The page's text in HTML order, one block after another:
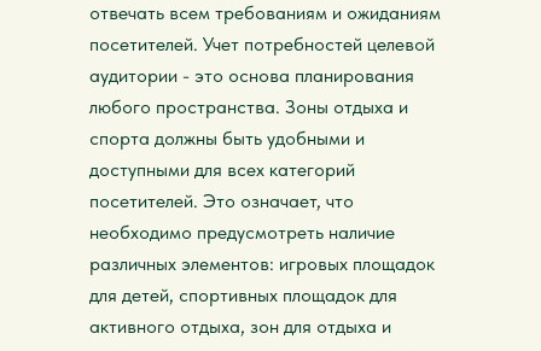
отвечать всем требованиям и ожиданиям
посетителей. Учет потребностей целевой
аудитории - это основа планирования
любого пространства. Зоны отдыха и
спорта должны быть удобными и
доступными для всех категорий
посетителей. Это означает, что
необходимо предусмотреть наличие
различных элементов: игровых площадок
для детей, спортивных площадок для
активного отдыха, зон для отдыха и